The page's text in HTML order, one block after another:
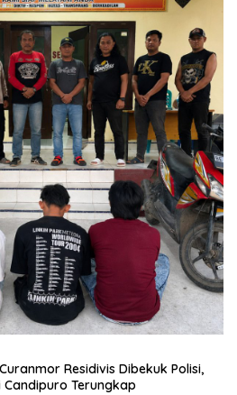
Residivis Dibekuk Polisi,
Terungkap